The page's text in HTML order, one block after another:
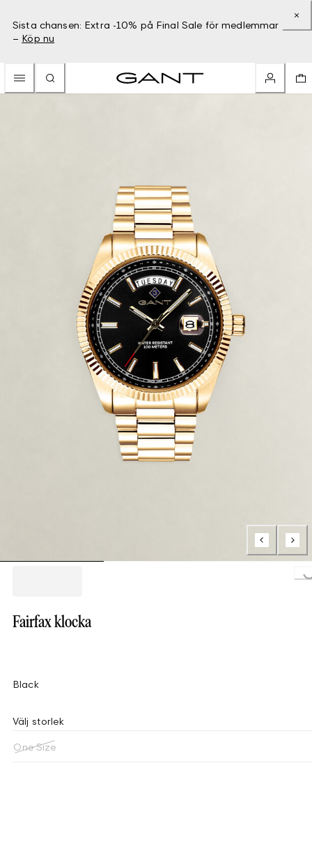
Sista chansen: Extra -10% på Final Sale för medlemmar
– Köp nu
Fairfax klocka
Black
Välj storlek
One Size